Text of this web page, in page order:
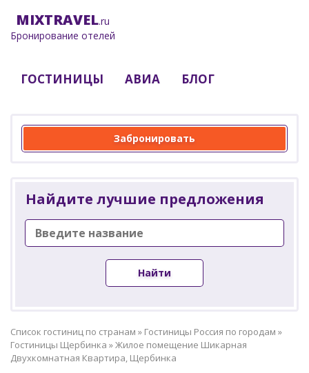
MIXTRAVEL.ru
Бронирование отелей
ГОСТИНИЦЫ АВИА БЛОГ
Забронировать
Найдите лучшие предложения
Найти
Список гостиниц по странам » Гостиницы Россия по городам »
Гостиницы Щербинка »Жилое помещение Шикарная
Двухкомнатная Квартира, Щербинка